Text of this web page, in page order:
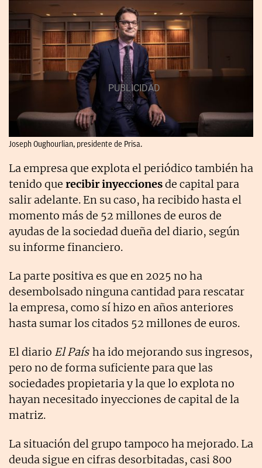
Joseph Oughourlian, presidente de Prisa.
La empresa que explota el periódico también ha
tenido que recibir inyeccionesde capital para
salir adelante. En su caso, ha recibido hasta el
momento más de 52 millones de euros de
ayudas de la sociedad dueña del diario, según
su informe financiero.
La parte positiva es que en 2025 no ha
desembolsado ninguna cantidad para rescatar
la empresa, como sí hizo en años anteriores
hasta sumar los citados 52 millones de euros.
El diario El País ha ido mejorando sus ingresos,
pero no de forma suficiente para que las
sociedades propietaria y la que lo explota no
hayan necesitado inyecciones de capital de la
matriz.
La situación del grupo tampoco ha mejorado. La
deuda sigue en cifras desorbitadas, casi 800